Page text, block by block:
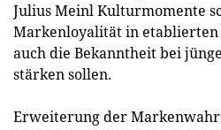
Julius Meinl Kulturmomente
Markenloyalität in etablierten
auch die Bekanntheit bei
stärken sollen.
Erweiterung der